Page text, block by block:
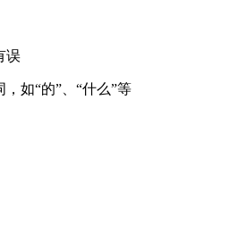
误
如“的”、“什么”等